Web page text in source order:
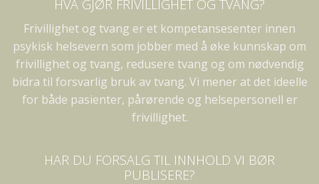
HVA GJØR FRIVILLIGHET OG TVANG?
Frivillighet og tvang er et kompetansesenter innen
psykisk helsevern som jobber med å øke kunnskap om
frivillighet og tvang, redusere tvang og om nødvendig
bidra til forsvarlig bruk av tvang. Vi mener at det ideelle
for både pasienter, pårørende og helsepersonell er
frivillighet.
HAR DU FORSALG TIL INNHOLD VI BØR
PUBLISERE?